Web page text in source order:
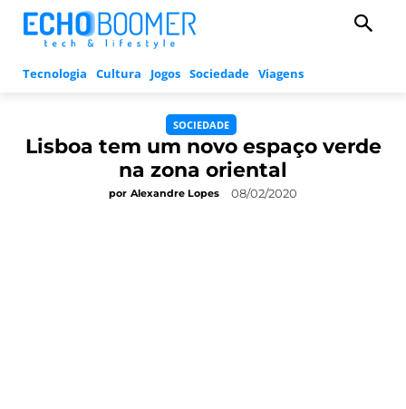
Tecnologia Cultura Jogos Sociedade Viagens
SOCIEDADE
Lisboa tem um novo espaço verde
na zona oriental
por Alexandre Lopes 08/02/2020